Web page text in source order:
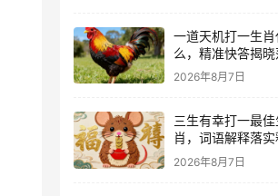
一道天机打一生
么，精准快答揭晓
2026年8月7日
三生有幸打一最佳
肖，词语解释落实
2026年8月7日